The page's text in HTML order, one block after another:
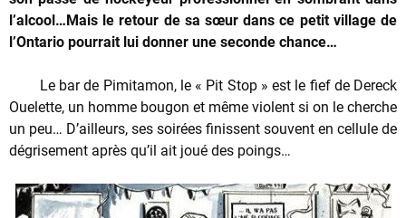
l’alcool…Mais le retour de sa sœur dans ce petit village de
l’Ontario pourrait lui donner une seconde chance…
Le bar de Pimitamon, le « Pit Stop » est le fief de Dereck
Ouelette, un homme bougon et même violent si on le cherche
un peu… D’ailleurs, ses soirées finissent souvent en cellule de
dégrisement après qu’il ait joué des poings…